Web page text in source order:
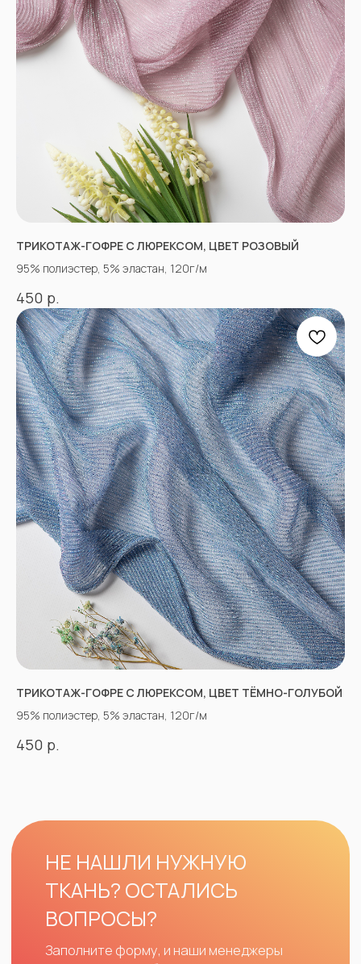
ТРИКОТАЖ-ГОФРЕ С ЛЮРЕКСОМ, ЦВЕТ РОЗОВЫЙ
95% полиэстер, 5% эластан, 120г/м
450 р.
ТРИКОТАЖ-ГОФРЕ С ЛЮРЕКСОМ, ЦВЕТ ТЁМНО-ГОЛУБОЙ
95% полиэстер, 5% эластан, 120г/м
450 р.
*принадлежат компании Meta,
признанной экстремистской
и запрещенной в РФ